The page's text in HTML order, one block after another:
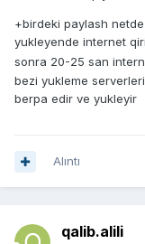
+birdeki paylash
yukleyende internet
sonra 20-25 san
bezi yukleme
berpa edir ve yukleyir
Alıntı
qalib.alili